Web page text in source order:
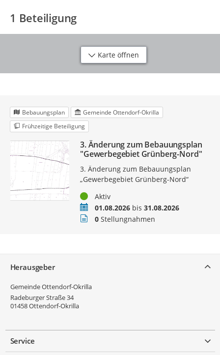
1 Beteiligung
Karte öffnen
Bebauungsplan
Gemeinde Ottendorf-Okrilla
Frühzeitige Beteiligung
3. Änderung zum Bebauungsplan
"Gewerbegebiet Grünberg-Nord"
3. Änderung zum Bebauungsplan
„Gewerbegebiet Grünberg-Nord“
StatusAktiv
Zeitraum01.08.2026bis 31.08.2026
Stellungnahmen
0Stellungnahmen
Herausgeber
Gemeinde Ottendorf-Okrilla
Radeburger Straße 34
01458Ottendorf-Okrilla
Service